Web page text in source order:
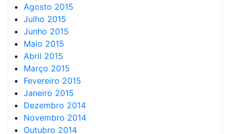
Agosto 2015
Julho 2015
Junho 2015
Maio 2015
Abril 2015
Março 2015
Fevereiro 2015
Janeiro 2015
Dezembro 2014
Novembro 2014
Outubro 2014